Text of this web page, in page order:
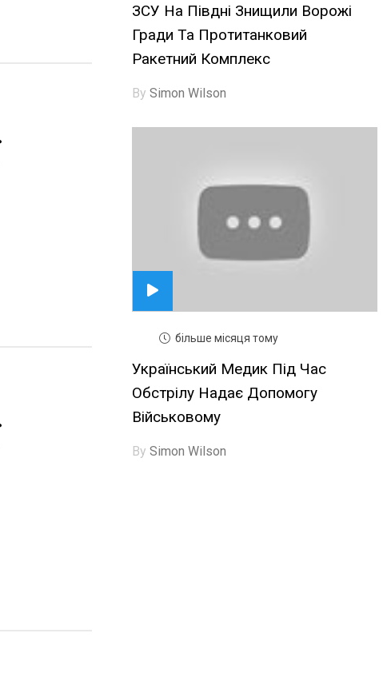
ЗСУ На Півдні Знищили Ворожі
Гради Та Протитанковий
Ракетний Комплекс
By Simon Wilson
більше місяця тому
Український Медик Під Час
Обстрілу Надає Допомогу
Військовому
By Simon Wilson